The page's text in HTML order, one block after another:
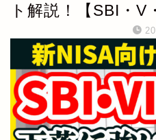
ト解説！【SBI・V